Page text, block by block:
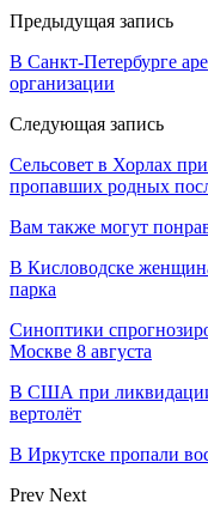
Предыдущая запись
В Санкт-Петербурге
организации
Следующая запись
Сельсовет в Хорлах
пропавших родных
Вам также могут
В Кисловодске
парка
Синоптики
Москве 8 августа
В США при ликвидации
вертолёт
В Иркутске пропали
Prev Next